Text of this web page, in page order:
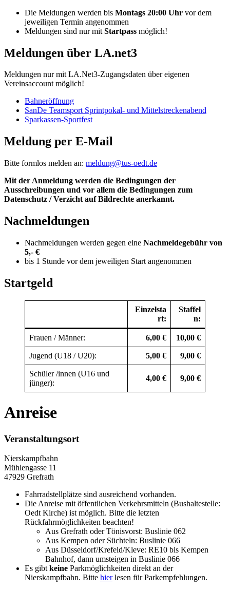
Die Meldungen werden bis Montags 20:00 Uhr vor dem
jeweiligen Termin angenommen
Meldungen sind nur mit Startpass möglich!
Meldungen über LA.net3
Meldungen nur mit LA.Net3-Zugangsdaten über eigenen
Vereinsaccount möglich!
Bahneröffnung
SanDe Teamsport Sprintpokal- und Mittelstreckenabend
Sparkassen-Sportfest
Meldung per E-Mail
Bitte formlos melden an: meldung@tus-oedt.de
Mit der Anmeldung werden die Bedingungen der
Ausschreibungen und vor allem die Bedingungen zum
Datenschutz / Verzicht auf Bildrechte anerkannt.
Nachmeldungen
Nachmeldungen werden gegen eine Nachmeldegebühr von
5,- €
bis 1 Stunde vor dem jeweiligen Start angenommen
Startgeld
Einzelsta
rt:
Staffel
n:
Frauen / Männer: 6,00 € 10,00 €
Jugend (U18 / U20): 5,00 € 9,00 €
Schüler /innen (U16 und
jünger):
4,00 € 9,00 €
Anreise
Veranstaltungsort
Nierskampfbahn
Mühlengasse 11
47929 Grefrath
Fahrradstellplätze sind ausreichend vorhanden.
Die Anreise mit öffentlichen Verkehrsmitteln (Bushaltestelle:
Oedt Kirche) ist möglich. Bitte die letzten
Rückfahrmöglichkeiten beachten!
Aus Grefrath oder Tönisvorst: Buslinie 062
Aus Kempen oder Süchteln: Buslinie 066
Aus Düsseldorf/Krefeld/Kleve: RE10 bis Kempen
Bahnhof, dann umsteigen in Buslinie 066
Es gibtkeine Parkmöglichkeiten direkt an der
Nierskampfbahn. Bitte hierlesen für Parkempfehlungen.